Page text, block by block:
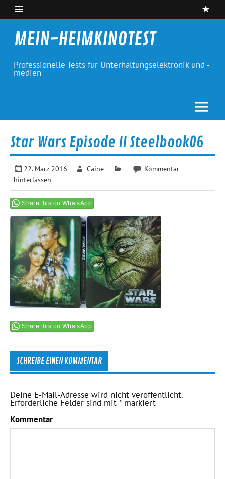
Skip
content
MEIN-HEIMKINOTEST
Professionelle Tests für Unterhaltungselektronik und -
medien
Star Wars Episode II Steelbook06
22. März 2016 Caine
Kommentar
hinterlassen
Share this on WhatsApp
Share this on WhatsApp
SCHREIBE EINEN KOMMENTAR
Deine E-Mail-Adresse wird nicht veröffentlicht.
Erforderliche Felder sind mit*markiert
Kommentar